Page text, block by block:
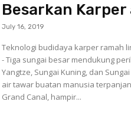
Besarkan
July 16, 2019
Teknologi budidaya karper ramah
- Tiga sungai besar mendukung
Yangtze, Sungai Kuning, dan
air tawar buatan manusia
Grand Canal, hampir...